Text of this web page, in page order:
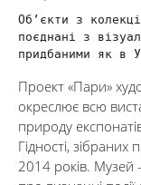
Об’єкти з
поєднані з
придбаними як в
Проект «Пари»
окреслює всю
природу
Гідності, зібраних
2014 років. Музей